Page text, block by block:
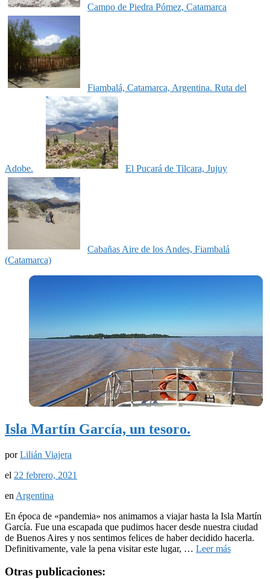
Campo de Piedra Pómez, Catamarca
Fiambalá, Catamarca, Argentina. Ruta del
Adobe. El Pucará de Tilcara, Jujuy
Cabañas Aire de los Andes, Fiambalá
(Catamarca)
Isla Martín García, un tesoro.
porLilián Viajera
el 22 febrero, 2021
en Argentina
En época de «pandemia» nos animamos a viajar hasta la Isla Martín
García. Fue una escapada que pudimos hacer desde nuestra ciudad
de Buenos Aires y nos sentimos felices de haber decidido hacerla.
Definitivamente, vale la pena visitar este lugar, … Leer más
Otras publicaciones: